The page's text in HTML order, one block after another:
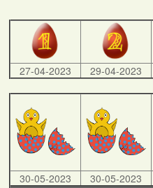
27-04-2023 29-04-2023
30-05-2023 30-05-2023